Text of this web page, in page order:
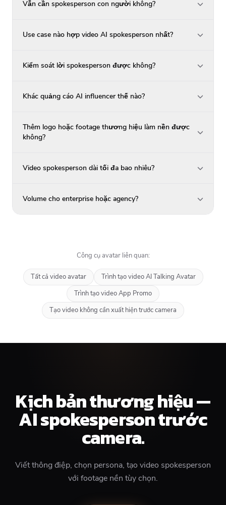
Vẫn cần spokesperson con người không?
Use case nào hợp video AI spokesperson nhất?
Kiểm soát lời spokesperson được không?
Khác quảng cáo AI influencer thế nào?
Thêm logo hoặc footage thương hiệu làm nền được
không?
Video spokesperson dài tối đa bao nhiêu?
Volume cho enterprise hoặc agency?
Công cụ avatar liên quan:
Tất cả video avatar
Trình tạo video AI Talking Avatar
Trình tạo video App Promo
Tạo video không cần xuất hiện trước camera
Kịch bản thương hiệu —
AI spokesperson trước
camera.
Viết thông điệp, chọn persona, tạo video spokesperson
với footage nền tùy chọn.